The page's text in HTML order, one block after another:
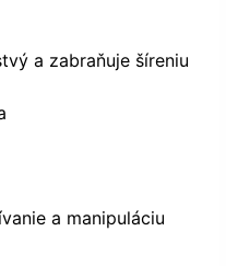
a zabraňuje šíreniu
a manipuláciu